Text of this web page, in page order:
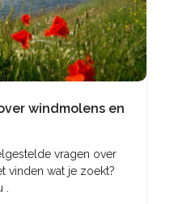
windmolens en
vragen over
vinden wat je zoekt?